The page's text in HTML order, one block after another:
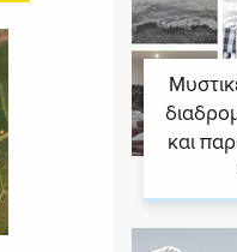
και